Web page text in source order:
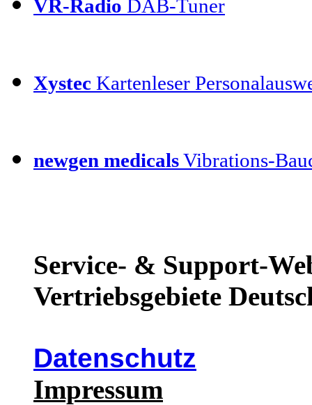
VR-Radio DAB-Tuner
Xystec Kartenleser
newgen medicalsVibrations-
Service- & Support-
Vertriebsgebiete
Datenschutz
Impressum